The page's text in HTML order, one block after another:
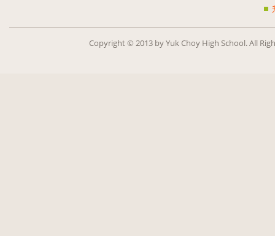
Copy­right © 2013 by Yuk Choy High School. All